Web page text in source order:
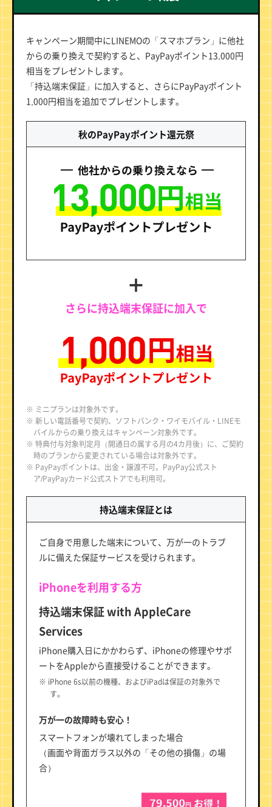
キャンペーン期間中にLINEMOの「スマホプラン」に他社
からの乗り換えで契約すると、PayPayポイント13,000円
相当をプレゼントします。
「持込端末保証」に加入すると、さらにPayPayポイント
1,000円相当を追加でプレゼントします。
秋のPayPayポイント還元祭
＋
さらに持込端末保証に加入で
※ ミニプランは対象外です。
※ 新しい電話番号で契約、ソフトバンク・ワイモバイル・LINEモ
バイルからの乗り換えはキャンペーン対象外です。
※ 特典付与対象判定月（開通日の属する月の4カ月後）に、ご契約
時のプランから変更されている場合は対象外です。
※ PayPayポイントは、出金・譲渡不可。PayPay公式スト
ア/PayPayカード公式ストアでも利用可。
持込端末保証とは
ご自身で用意した端末について、万が一のトラブ
ルに備えた保証サービスを受けられます。
iPhoneを利用する方
持込端末保証 with AppleCare
Services
iPhone購入日にかかわらず、iPhoneの修理やサポ
ートをAppleから直接受けることができます。
※ iPhone 6s以前の機種、およびiPadは保証の対象外で
す。
万が一の故障時も安心！
スマートフォンが壊れてしまった場合
（画面や背面ガラス以外の「その他の損傷」の場
合）